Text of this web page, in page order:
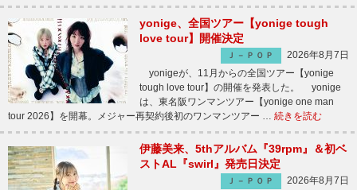
yonige、全国ツアー【yonige tough
love tour】開催決定
Ｊ－ＰＯＰ
2026年8月7日
yonigeが、11月からの全国ツアー【yonige
tough love tour】の開催を発表した。 yonige
は、東名阪ワンマンツアー【yonige one man
tour 2026】を開幕。メジャー再契約後初のワンマンツアー … 続きを読む
伊藤美来、5thアルバム『39rpm』＆初ベ
ストAL『swirl』発売日決定
Ｊ－ＰＯＰ
2026年8月7日